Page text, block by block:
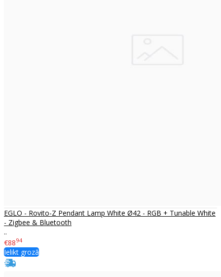
EGLO - Rovito-Z Pendant Lamp White Ø42 - RGB + Tunable White
- Zigbee & Bluetooth
..
€8894
Ielikt grozā